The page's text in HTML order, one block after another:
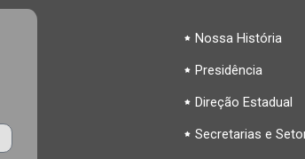
Nossa História
Presidência
Direção Estadual
Secretarias e